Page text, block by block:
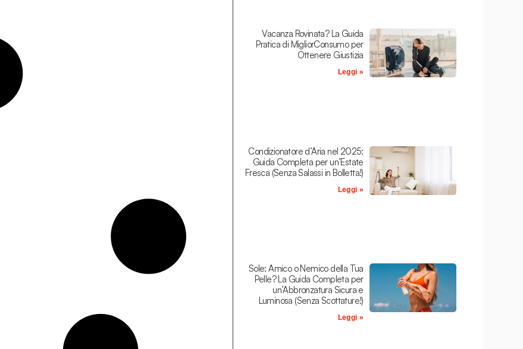
Vacanza Rovinata? La Guida
Pratica di MigliorConsumo per
Ottenere Giustizia
Leggi »
Condizionatore d’Aria nel 2025:
Guida Completa per un’Estate
Fresca (Senza Salassi in Bolletta!)
Leggi »
Sole: Amico o Nemico della Tua
Pelle? La Guida Completa per
un’Abbronzatura Sicura e
Luminosa (Senza Scottature!)
Leggi »